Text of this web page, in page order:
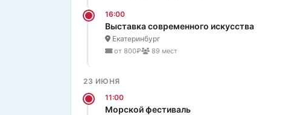
16:00
Выставка современного искусства
Екатеринбург
от 800₽ 89 мест
23 ИЮНЯ
11:00
Морской фестиваль